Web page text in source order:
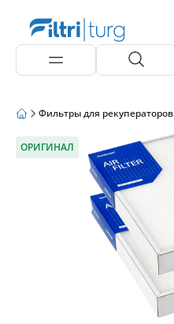
Фильтры для рекуператоров
ОРИГИНАЛ